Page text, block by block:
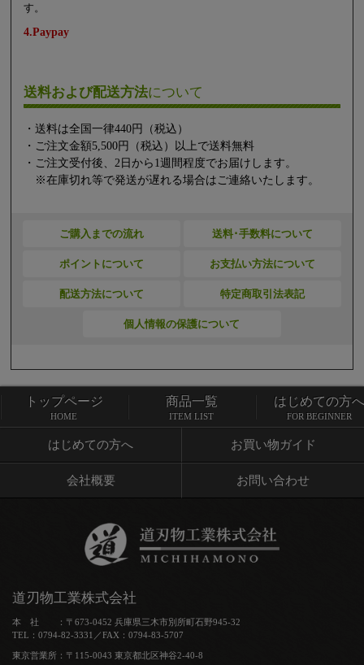
す。
4.Paypay
送料および配送方法について
・送料は全国一律440円（税込）
・ご注文金額5,500円（税込）以上で送料無料
・ご注文受付後、2日から1週間程度でお届けします。
※在庫切れ等で発送が遅れる場合はご連絡いたします。
ご購入までの流れ 送料･手数料について
ポイントについて お支払い方法について
配送方法について 特定商取引法表記
個人情報の保護について
トップページ 商品一覧
はじめての方へ お買い物ガイド
会社概要 お問い合わせ
トップページ
HOME
商品一覧
ITEM LIST
はじめての方へ
FOR BEGINNER
道刃物工業株式会社
本 社 ：〒673-0452 兵庫県三木市別所町石野945-32
TEL：0794-82-3331／FAX：0794-83-5707
東京営業所：〒115-0043 東京都北区神谷2-40-8